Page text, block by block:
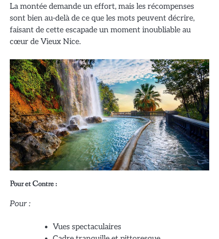
La montée demande un effort, mais les récompenses
sont bien au-delà de ce que les mots peuvent décrire,
faisant de cette escapade un moment inoubliable au
cœur de Vieux Nice.
Pour et Contre :
Pour :
Vues spectaculaires